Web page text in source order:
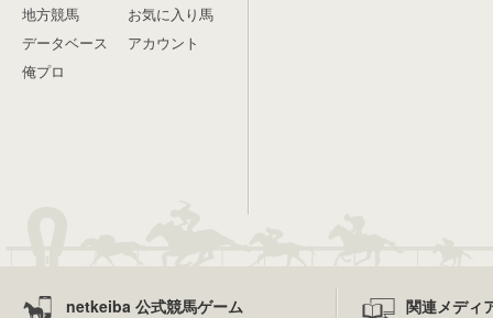
地方競馬
データベース
俺プロ
お気に入り馬
アカウント
netkeiba 公式競馬ゲーム 関連メディ